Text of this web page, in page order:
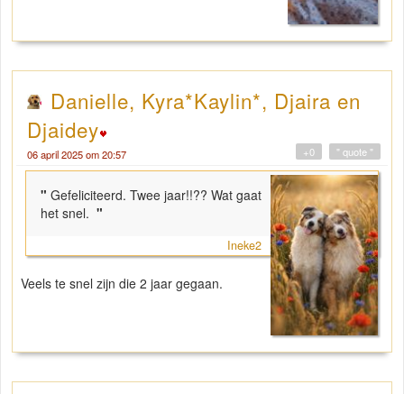
Danielle, Kyra*Kaylin*, Djaira en
Djaidey
06 april 2025 om 20:57 " quote "
+0
" Gefeliciteerd. Twee jaar!!?? Wat gaat
het snel. "
Ineke2
Veels te snel zijn die 2 jaar gegaan.